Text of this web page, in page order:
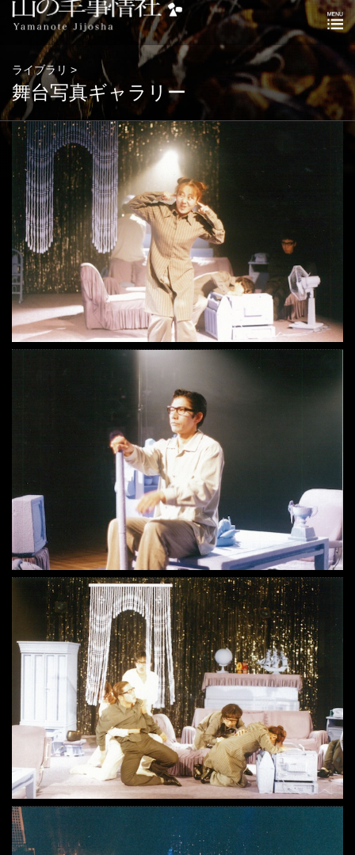
ライブラリ >
舞台写真ギャラリー